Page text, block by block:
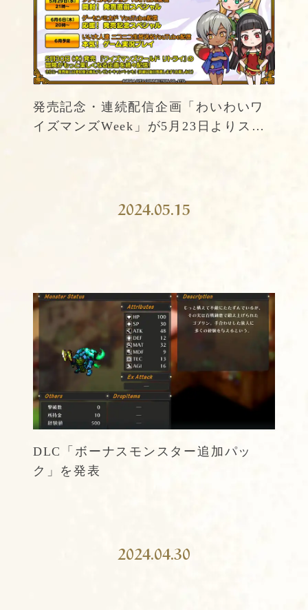
ABOUT
発売記念・連続配信企画「わいわいワ
イズマンズWeek」が5月23日よりスタ
2024.05.15
DLC「ボーナスモンスター追加パッ
ク」を発表
2024.04.30